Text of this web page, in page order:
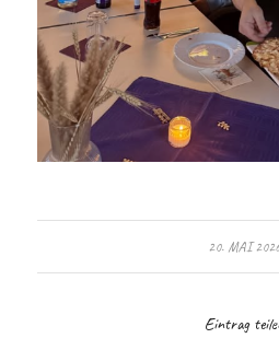
20. MAI
Eintrag